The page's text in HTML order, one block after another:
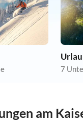
7
am